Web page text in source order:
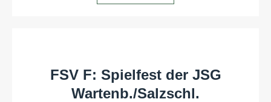
FSV F: Spielfest der JSG
Wartenb./Salzschl.